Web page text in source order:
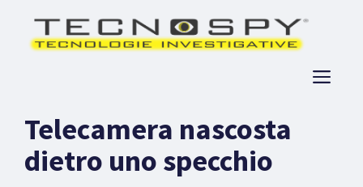
contenuto
Telecamera nascosta
dietro uno specchio